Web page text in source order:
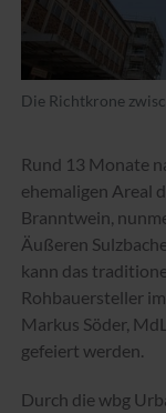
Die Richtkrone
Rund 13 Monate
ehemaligen Areal
Branntwein,
Äußeren
kann das
Rohbauersteller
Markus Söder,
gefeiert werden.
Durch die wbg